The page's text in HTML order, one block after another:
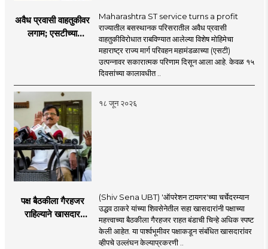
अवैध प्रवासी वाहतुकीवर
लगाम; एसटीच्या
Maharashtra ST service turns a profit
राज्यातील बसस्थानक परिसरातील अवैध प्रवासी
वाहतुकीविरोधात राबविण्यात आलेल्या विशेष मोहिमेचा
महाराष्ट्र राज्य मार्ग परिवहन महामंडळाच्या (एसटी)
उत्पन्नावर सकारात्मक परिणाम दिसून आला आहे. केवळ १५
दिवसांच्या कालावधीत ..
१८ जून २०२६
पक्ष बैठकीला गैरहजर
राहिल्याने खासदार
(Shiv Sena UBT) 'ऑपरेशन टायगर'च्या चर्चेदरम्यान
उद्धव ठाकरे यांच्या शिवसेनेतील सहा खासदारांनी पक्षाच्या
महत्त्वाच्या बैठकीला गैरहजर राहत बंडाची चिन्हे अधिक स्पष्ट
केली आहेत. या पार्श्वभूमीवर पक्षाकडून संबंधित खासदारांवर
व्हीपचे उल्लंघन केल्याप्रकरणी ..